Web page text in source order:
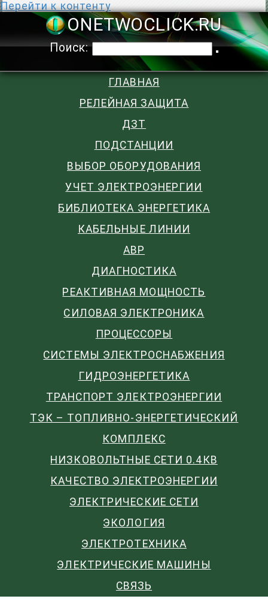
Перейти к контенту
Поиск:
ГЛАВНАЯ
РЕЛЕЙНАЯ ЗАЩИТА
ДЗТ
ПОДСТАНЦИИ
ВЫБОР ОБОРУДОВАНИЯ
УЧЕТ ЭЛЕКТРОЭНЕРГИИ
БИБЛИОТЕКА ЭНЕРГЕТИКА
КАБЕЛЬНЫЕ ЛИНИИ
АВР
ДИАГНОСТИКА
РЕАКТИВНАЯ МОЩНОСТЬ
СИЛОВАЯ ЭЛЕКТРОНИКА
ПРОЦЕССОРЫ
СИСТЕМЫ ЭЛЕКТРОСНАБЖЕНИЯ
ГИДРОЭНЕРГЕТИКА
ТРАНСПОРТ ЭЛЕКТРОЭНЕРГИИ
ТЭК – ТОПЛИВНО-ЭНЕРГЕТИЧЕСКИЙ
КОМПЛЕКС
НИЗКОВОЛЬТНЫЕ СЕТИ 0.4КВ
КАЧЕСТВО ЭЛЕКТРОЭНЕРГИИ
ЭЛЕКТРИЧЕСКИЕ СЕТИ
ЭКОЛОГИЯ
ЭЛЕКТРОТЕХНИКА
ЭЛЕКТРИЧЕСКИЕ МАШИНЫ
СВЯЗЬ